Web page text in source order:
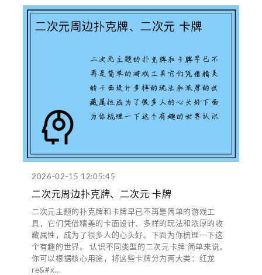
2026-02-15 12:05:45
二次元周边扑克牌、二次元 卡牌
二次元主题的扑克牌和卡牌早已不再是简单的游戏工
具，它们凭借精美的卡面设计、多样的玩法和浓厚的收
藏属性，成为了很多人的心头好。下面为你梳理一下这
个有趣的世界。 认识不同类型的二次元卡牌 简单来说，
你可以根据核心用途，将这些卡牌分为两大类：红龙
re&#x...